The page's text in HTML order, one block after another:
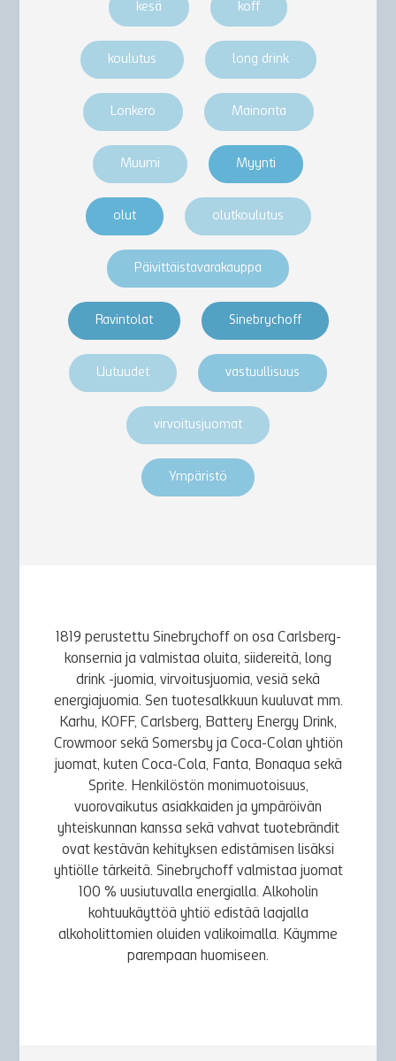
kesä koff
koulutus long drink
Lonkero Mainonta
Muumi Myynti
olut olutkoulutus
Päivittäistavarakauppa
Ravintolat Sinebrychoff
Uutuudet vastuullisuus
virvoitusjuomat
Ympäristö
1819 perustettu Sinebrychoff on osa Carlsberg-
konsernia ja valmistaa oluita, siidereitä, long
drink -juomia, virvoitusjuomia, vesiä sekä
energiajuomia. Sen tuotesalkkuun kuuluvat mm.
Karhu, KOFF, Carlsberg, Battery Energy Drink,
Crowmoor sekä Somersby ja Coca-Colan yhtiön
juomat, kuten Coca-Cola, Fanta, Bonaqua sekä
Sprite. Henkilöstön monimuotoisuus,
vuorovaikutus asiakkaiden ja ympäröivän
yhteiskunnan kanssa sekä vahvat tuotebrändit
ovat kestävän kehityksen edistämisen lisäksi
yhtiölle tärkeitä. Sinebrychoff valmistaa juomat
100 % uusiutuvalla energialla. Alkoholin
kohtuukäyttöä yhtiö edistää laajalla
alkoholittomien oluiden valikoimalla. Käymme
parempaan huomiseen.